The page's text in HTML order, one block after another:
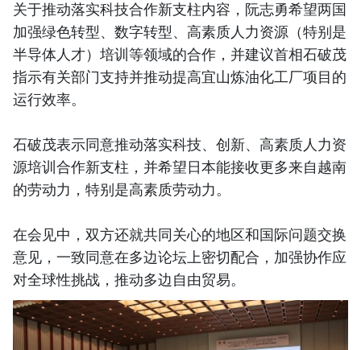
关于推动落实科技合作新支柱内容，阮志勇希望两国
加强绿色转型、数字转型、高素质人力资源（特别是
半导体人才）培训等领域的合作，并建议首相石破茂
指示有关部门支持并推动提高宜山炼油化工厂项目的
运行效率。
石破茂表示同意推动落实科技、创新、高素质人力资
源培训合作新支柱，并希望日本能接收更多来自越南
的劳动力，特别是高素质劳动力。
在会见中，双方还就共同关心的地区和国际问题交换
意见，一致同意在多边论坛上密切配合，加强协作应
对全球性挑战，推动多边自由贸易。